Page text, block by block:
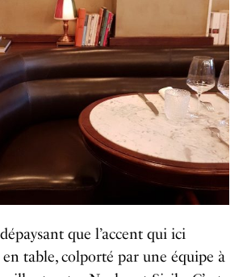
que l’accent qui ici
table, colporté par une équipe à